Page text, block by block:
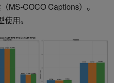
MS-COCO Captions）。
用。